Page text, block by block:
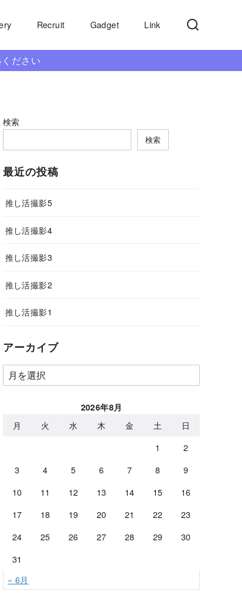
Recruit Gadget Link
ださい
検索
検索
最近の投稿
推し活撮影5
推し活撮影4
推し活撮影3
推し活撮影2
推し活撮影1
アーカイブ
ア
ー
2026年8月
月 火 水 木 金 土
日
1
2
3
4 5 6 7 8
9
10
11 12 13 14 15
16
17
18 19 20 21 22
23
24
25 26 27 28 29
30
31
« 6月